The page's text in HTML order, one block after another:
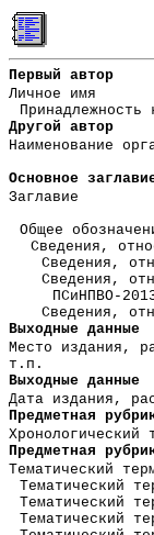
Первый автор
Личное имя
Принадлежность
Другой автор
Наименование
Основное
Заглавие
Общее
Сведения,
Сведения,
Сведения,
ПСиНПВО-
Сведения,
Выходные данные
Место издания,
т.п.
Выходные данные
Дата издания,
Предметная
Хронологический
Предметная
Тематический
Тематический
Тематический
Тематический